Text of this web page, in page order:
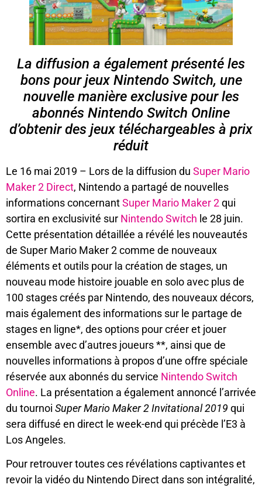
La diffusion a également présenté les
bons pour jeux Nintendo Switch, une
nouvelle manière exclusive pour les
abonnés Nintendo Switch Online
d’obtenir des jeux téléchargeables à prix
réduit
Le 16 mai 2019 – Lors de la diffusion du Super Mario
Maker 2 Direct, Nintendo a partagé de nouvelles
informations concernantSuper Mario Maker 2qui
sortira en exclusivité sur Nintendo Switch le 28 juin.
Cette présentation détaillée a révélé les nouveautés
de Super Mario Maker 2 comme de nouveaux
éléments et outils pour la création de stages, un
nouveau mode histoire jouable en solo avec plus de
100 stages créés par Nintendo, des nouveaux décors,
mais également des informations sur le partage de
stages en ligne*, des options pour créer et jouer
ensemble avec d’autres joueurs **, ainsi que de
nouvelles informations à propos d’une offre spéciale
réservée aux abonnés du service Nintendo Switch
Online. La présentation a également annoncé l’arrivée
du tournoi Super Mario Maker 2 Invitational 2019 qui
sera diffusé en direct le week-end qui précède l’E3 à
Los Angeles.
Pour retrouver toutes ces révélations captivantes et
revoir la vidéo du Nintendo Direct dans son intégralité,